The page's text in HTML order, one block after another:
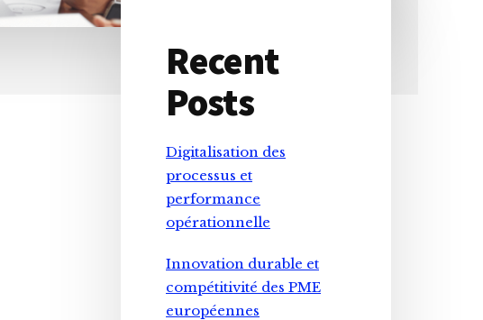
Primary
Sidebar
Recent
Posts
Digitalisation des
processus et
performance
opérationnelle
Innovation durable et
compétitivité des PME
européennes